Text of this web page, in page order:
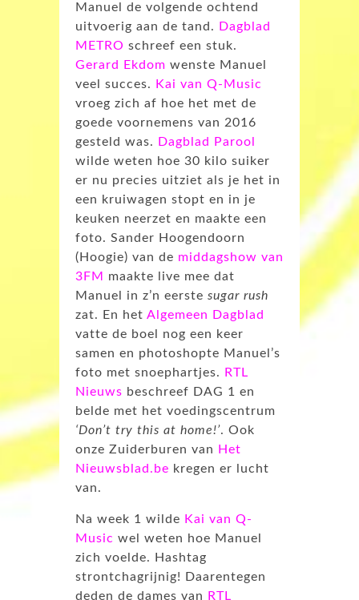
Manuel de volgende ochtend
uitvoerig aan de tand.
Dagblad
METRO schreef een stuk.
Gerard Ekdom wenste Manuel
veel succes.
Kai van Q-Music
vroeg zich af hoe het met de
goede voornemens van 2016
gesteld was.
Dagblad Parool
wilde weten hoe 30 kilo suiker
er nu precies uitziet als je het in
een kruiwagen stopt en in je
keuken neerzet en maakte een
foto. Sander Hoogendoorn
(Hoogie) van de middagshow van
3FM
maakte live mee dat
Manuel in z’n eerste sugar rush
zat. En het Algemeen Dagblad
vatte de boel nog een keer
samen en photoshopte Manuel’s
foto met snoephartjes.
RTL
Nieuws beschreef DAG 1 en
belde met het voedingscentrum
‘Don’t try this at home!’. Ook
onze Zuiderburen van
Het
Nieuwsblad.be kregen er lucht
van.
Na week 1 wilde Kai van Q-
Music wel weten hoe Manuel
zich voelde. Hashtag
strontchagrijnig! Daarentegen
deden de dames van
RTL